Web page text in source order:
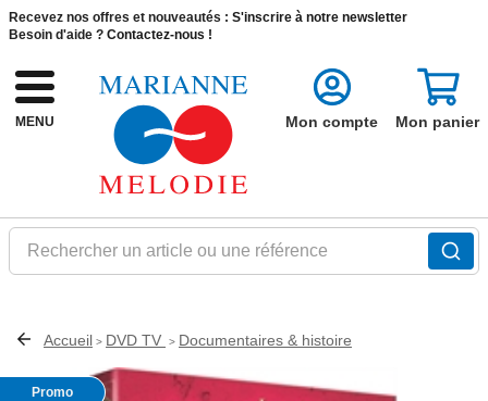
Recevez nos offres et nouveautés : S'inscrire à notre newsletter
Besoin d'aide ? Contactez-nous !
MENU
Rechercher un article ou une référence
Mon compte Mon panier
Accueil > DVD TV > Documentaires & histoire
Promo